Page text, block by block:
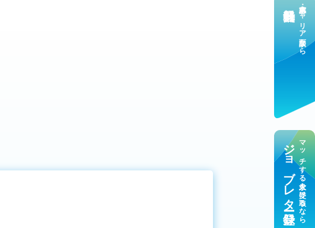
求⼈応募・キャリア⾯談なら
マッチする求人を受け取るなら
ジョブレター登録